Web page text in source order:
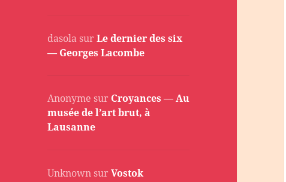
dasolasurLe dernier des six
— Georges Lacombe
Anonyme sur Croyances — Au
musée de l’art brut, à
Lausanne
UnknownsurVostok